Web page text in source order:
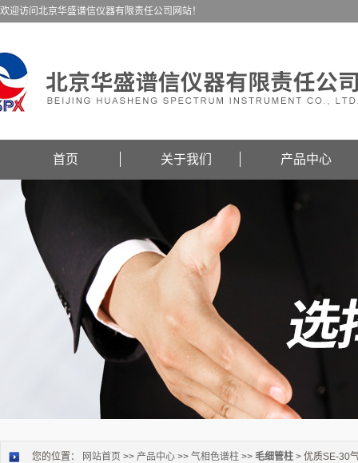
欢迎访问北京华盛谱信仪器有限责任公司网站！
首页 关于我们 产品中心
您的位置： 网站首页 >> 产品中心 >> 气相色谱柱 >> 毛细管柱 > 优质SE-30